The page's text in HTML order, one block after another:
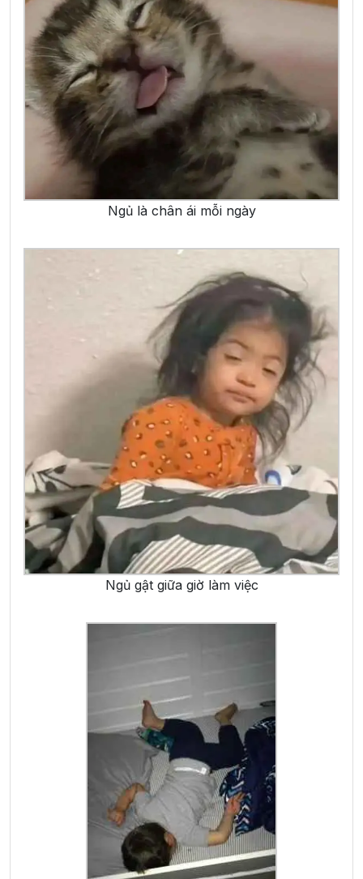
Ngủ là chân ái mỗi ngày
Ngủ gật giữa giờ làm việc